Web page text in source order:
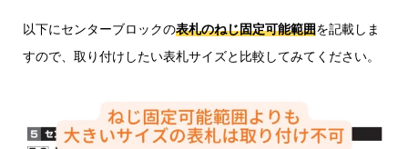
以下にセンターブロックの表札のねじ固定可能範囲を記載しま
すので、取り付けしたい表札サイズと比較してみてください。